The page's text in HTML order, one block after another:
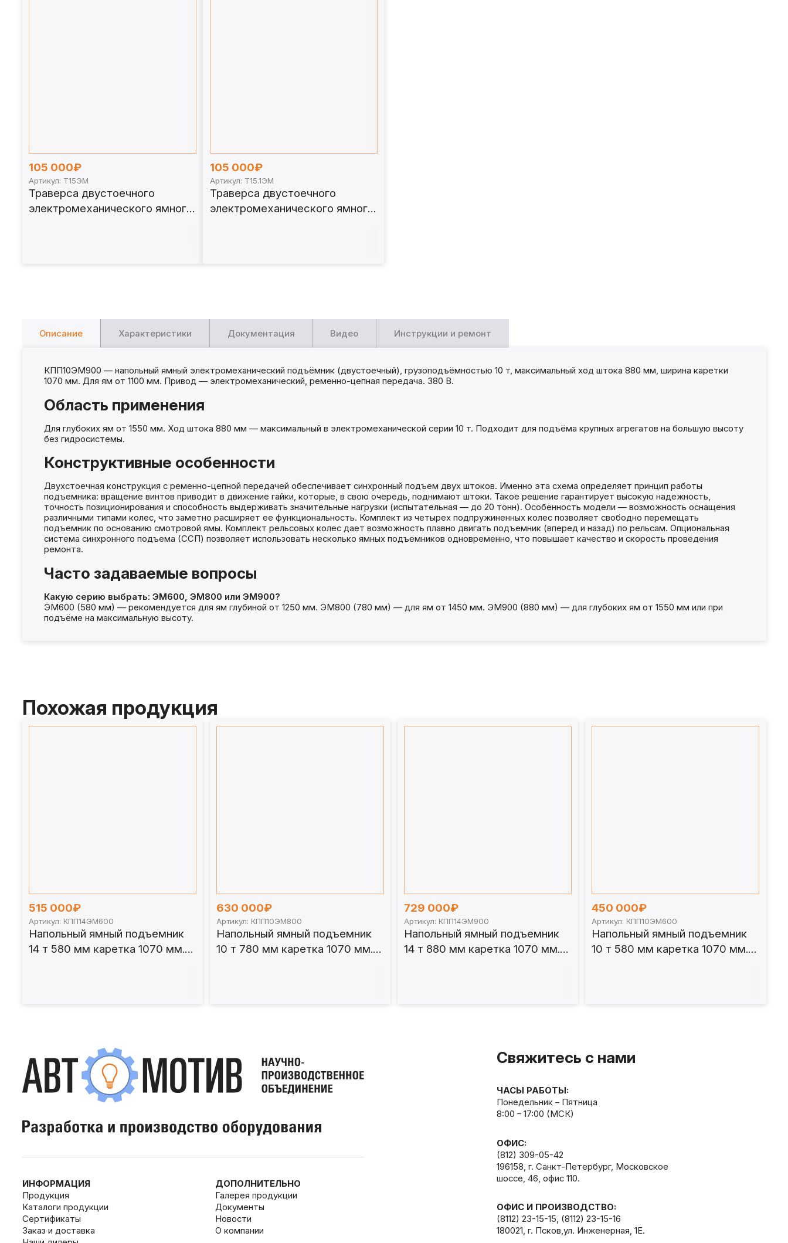
105 000₽
Артикул: Т15ЭМ
Траверса двустоечного
электромеханического ямного
105 000₽
Артикул: Т15.1ЭМ
Траверса двустоечного
электромеханического ямного
Описание Характеристики Документация Видео Инструкции и ремонт
КПП10ЭМ900 — напольный ямный электромеханический подъёмник (двустоечный), грузоподъёмностью 10 т, максимальный ход штока 880 мм, ширина каретки
1070 мм. Для ям от 1100 мм. Привод — электромеханический, ременно-цепная передача. 380 В.
Область применения
Для глубоких ям от 1550 мм. Ход штока 880 мм — максимальный в электромеханической серии 10 т. Подходит для подъёма крупных агрегатов на большую высоту
без гидросистемы.
Конструктивные особенности
Двухстоечная конструкция с ременно-цепной передачей обеспечивает синхронный подъем двух штоков. Именно эта схема определяет принцип работы
подъемника: вращение винтов приводит в движение гайки, которые, в свою очередь, поднимают штоки. Такое решение гарантирует высокую надежность,
точность позиционирования и способность выдерживать значительные нагрузки (испытательная — до 20 тонн). Особенность модели — возможность оснащения
различными типами колес, что заметно расширяет ее функциональность. Комплект из четырех подпружиненных колес позволяет свободно перемещать
подъемник по основанию смотровой ямы. Комплект рельсовых колес дает возможность плавно двигать подъемник (вперед и назад) по рельсам. Опциональная
система синхронного подъема (ССП) позволяет использовать несколько ямных подъемников одновременно, что повышает качество и скорость проведения
ремонта.
Часто задаваемые вопросы
Какую серию выбрать: ЭМ600, ЭМ800 или ЭМ900?
ЭМ600 (580 мм) — рекомендуется для ям глубиной от 1250 мм. ЭМ800 (780 мм) — для ям от 1450 мм. ЭМ900 (880 мм) — для глубоких ям от 1550 мм или при
подъёме на максимальную высоту.
Похожая продукция
515 000₽
Артикул: КПП14ЭМ600
Напольный ямный подъемник
14 т 580 мм каретка 1070 мм.
630 000₽
Артикул: КПП10ЭМ800
Напольный ямный подъемник
10 т 780 мм каретка 1070 мм.
729 000₽
Артикул: КПП14ЭМ900
Напольный ямный подъемник
14 т 880 мм каретка 1070 мм.
450 000₽
Артикул: КПП10ЭМ600
Напольный ямный подъемник
10 т 580 мм каретка 1070 мм.
ИНФОРМАЦИЯ
Продукция
Каталоги продукции
Сертификаты
Заказ и доставка
ДОПОЛНИТЕЛЬНО
Галерея продукции
Документы
Новости
О компании
Свяжитесь с нами
ЧАСЫ РАБОТЫ:
Понедельник – Пятница
8:00 – 17:00 (МСК)
ОФИС:
(812) 309-05-42
196158, г. Санкт-Петербург, Московское
шоссе, 46, офис 110.
ОФИС И ПРОИЗВОДСТВО:
(8112) 23-15-15, (8112) 23-15-16
180021, г. Псков,ул. Инженерная, 1Е.